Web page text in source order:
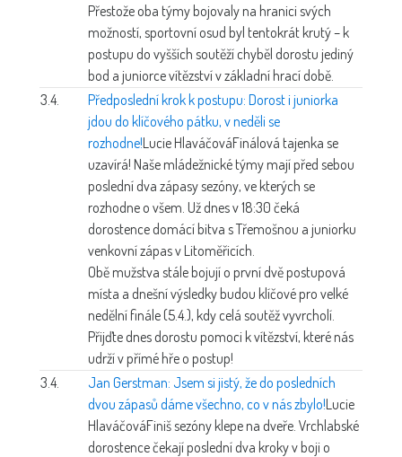
Přestože oba týmy bojovaly na hranici svých
možností, sportovní osud byl tentokrát krutý – k
postupu do vyšších soutěží chyběl dorostu jediný
bod a juniorce vítězství v základní hrací době.
3.4.
Předposlední krok k postupu: Dorost i juniorka
jdou do klíčového pátku, v neděli se
rozhodne!Lucie HlaváčováFinálová tajenka se
uzavírá! Naše mládežnické týmy mají před sebou
poslední dva zápasy sezóny, ve kterých se
rozhodne o všem. Už dnes v 18:30 čeká
dorostence domácí bitva s Třemošnou a juniorku
venkovní zápas v Litoměřicích.
Obě mužstva stále bojují o první dvě postupová
místa a dnešní výsledky budou klíčové pro velké
nedělní finále (5.4.), kdy celá soutěž vyvrcholí.
Přijďte dnes dorostu pomoci k vítězství, které nás
udrží v přímé hře o postup!
3.4.
Jan Gerstman: Jsem si jistý, že do posledních
dvou zápasů dáme všechno, co v nás zbylo!Lucie
HlaváčováFiniš sezóny klepe na dveře. Vrchlabské
dorostence čekají poslední dva kroky v boji o